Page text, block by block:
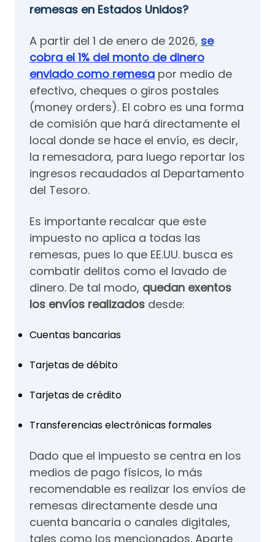
remesas en Estados Unidos?
A partir del 1 de enero de 2026, se
cobra el 1% del monto de dinero
enviado como remesa por medio de
efectivo, cheques o giros postales
(money orders). El cobro es una forma
de comisión que hará directamente el
local donde se hace el envío, es decir,
la remesadora, para luego reportar los
ingresos recaudados al Departamento
del Tesoro.
Es importante recalcar que este
impuesto no aplica a todas las
remesas, pues lo que EE.UU. busca es
combatir delitos como el lavado de
dinero. De tal modo, quedan exentos
los envíos realizados desde:
Cuentas bancarias
Tarjetas de débito
Tarjetas de crédito
Transferencias electrónicas formales
Dado que el impuesto se centra en los
medios de pago físicos, lo más
recomendable es realizar los envíos de
remesas directamente desde una
cuenta bancaria o canales digitales,
tales como los mencionados. Aparte